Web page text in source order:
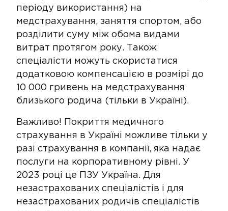
періоду використання) на
медстрахування​, заняття спортом​, або ​​​
розділити суму між обома видами
витрат протягом року. Також
спеціалісти можуть скористатися
додатковою компенсацією в розмірі до
10 000 гривень на медстрахування
близького родича (тільки в Україні).
Важливо! Покриття медичного
страхування в Україні можливе тільки у
разі страхування в компанії, яка надає
послуги на корпоративному рівні. У
2023 році це ПЗУ Україна​. Для
незастрахованих спеціалістів і для
незастрахованих родичів спеціалістів